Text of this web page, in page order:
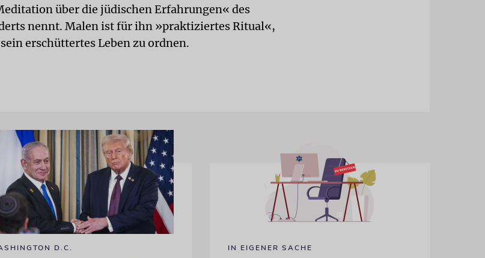
über die jüdischen Erfahrungen« des
nennt. Malen ist für ihn »praktiziertes Ritual«,
erschüttertes Leben zu ordnen.
D.C. IN EIGENER SACHE